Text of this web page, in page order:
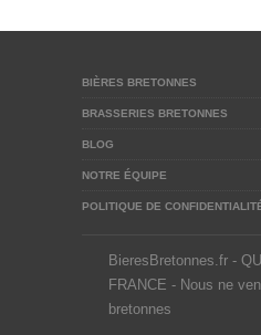
BIÈRES BRETONNES
BRASSERIES BRETONNES
BLOG
NOTRE ÉQUIPE
POLITIQUE DE
BieresBretonnes.fr -
FRANCE - Nous ne
bretonnes